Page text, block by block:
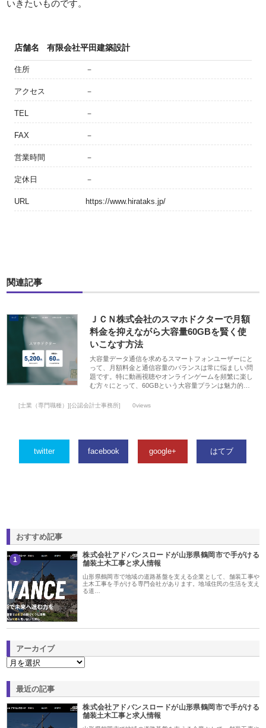
いきたいものです。
店舗名 有限会社平田建築設計
住所 －
アクセス －
TEL －
FAX －
営業時間 －
定休日 －
URL https://www.hirataks.jp/
関連記事
ＪＣＮ株式会社のスマホドクターで月額
料金を抑えながら大容量60GBを賢く使
いこなす方法
大容量データ通信を求めるスマートフォンユーザーにと
って、月額料金と通信容量のバランスは常に悩ましい問
題です。特に動画視聴やオンラインゲームを頻繁に楽し
む方々にとって、60GBという大容量プランは魅力的…
[士業（専門職種）][公認会計士事務所] 0views
twitter facebook google+ はてブ
おすすめ記事
1
株式会社アドバンスロードが山形県鶴岡市で手がける
舗装土木工事と求人情報
山形県鶴岡市で地域の道路基盤を支える企業として、舗装工事や
土木工事を手がける専門会社があります。地域住民の生活を支え
る道…
アーカイブ
最近の記事
株式会社アドバンスロードが山形県鶴岡市で手がける
舗装土木工事と求人情報